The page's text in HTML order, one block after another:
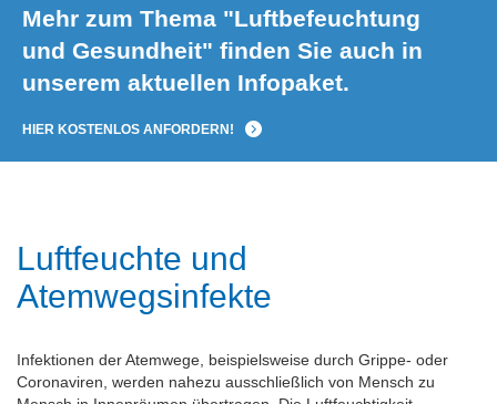
Mehr zum Thema "Luftbefeuchtung
und Gesundheit" finden Sie auch in
unserem aktuellen Infopaket.
HIER KOSTENLOS ANFORDERN!
Luftfeuchte und
Atemwegsinfekte
Infektionen der Atemwege, beispielsweise durch Grippe- oder
Coronaviren, werden nahezu ausschließlich von Mensch zu